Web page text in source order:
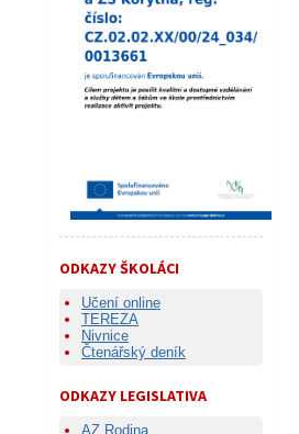
ODKAZY ŠKOLÁCI
Učení online
TEREZA
Nivnice
Čtenářský deník
ODKAZY LEGISLATIVA
AZ Rodina